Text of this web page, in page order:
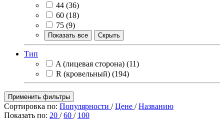
44 (36)
60 (18)
75 (9)
Показать все Скрыть
Тип
A (лицевая сторона) (11)
R (кровельный) (194)
Применить фильтры
Сортировка по: Популярности / Цене / Названию
Показать по: 20 / 60 / 100